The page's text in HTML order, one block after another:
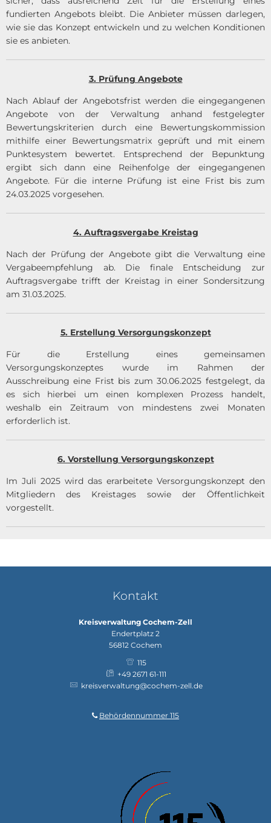
fundierten Angebots bleibt. Die Anbieter müssen darlegen,
wie sie das Konzept entwickeln und zu welchen Konditionen
sie es anbieten.
3. Prüfung Angebote
Nach Ablauf der Angebotsfrist werden die eingegangenen
Angebote von der Verwaltung anhand festgelegter
Bewertungskriterien durch eine Bewertungskommission
mithilfe einer Bewertungsmatrix geprüft und mit einem
Punktesystem bewertet. Entsprechend der Bepunktung
ergibt sich dann eine Reihenfolge der eingegangenen
Angebote. Für die interne Prüfung ist eine Frist bis zum
24.03.2025 vorgesehen.
4. Auftragsvergabe Kreistag
Nach der Prüfung der Angebote gibt die Verwaltung eine
Vergabeempfehlung ab. Die finale Entscheidung zur
Auftragsvergabe trifft der Kreistag in einer Sondersitzung
am 31.03.2025.
5. Erstellung Versorgungskonzept
Für die Erstellung eines gemeinsamen
Versorgungskonzeptes wurde im Rahmen der
Ausschreibung eine Frist bis zum 30.06.2025 festgelegt, da
es sich hierbei um einen komplexen Prozess handelt,
weshalb ein Zeitraum von mindestens zwei Monaten
erforderlich ist.
6. Vorstellung Versorgungskonzept
Im Juli 2025 wird das erarbeitete Versorgungskonzept den
Mitgliedern des Kreistages sowie der Öffentlichkeit
vorgestellt.
Kontakt
Kreisverwaltung Cochem-Zell
Endertplatz 2
56812 Cochem
115
+49 2671 61-111
kreisverwaltung@cochem-zell.de
Behördennummer 115